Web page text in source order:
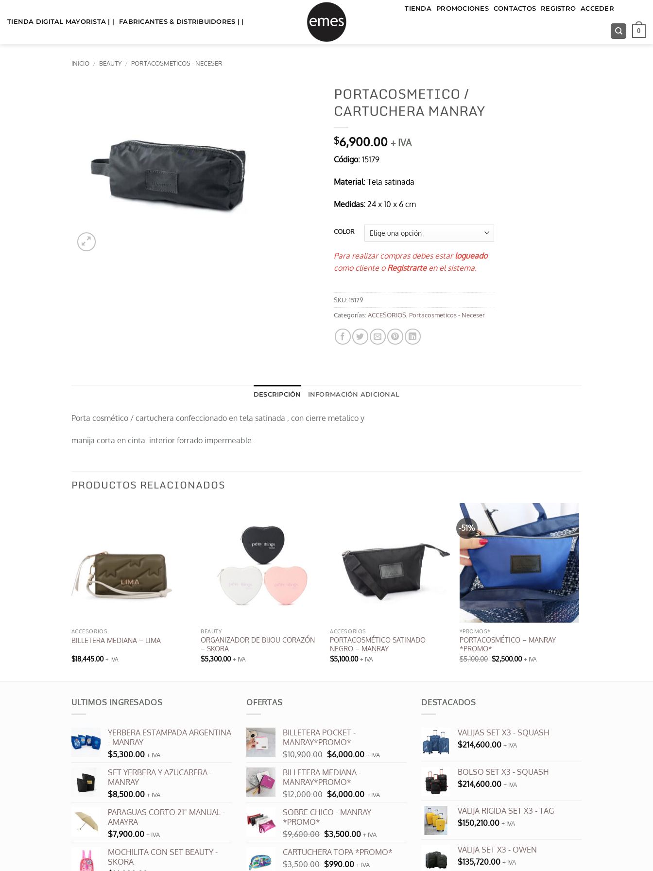
TIENDA DIGITAL MAYORISTA | | FABRICANTES & DISTRIBUIDORES | |
TIENDA PROMOCIONES CONTACTOS REGISTRO ACCEDER
0
INICIO / BEAUTY / PORTACOSMETICOS - NECESER
PORTACOSMETICO /
CARTUCHERA MANRAY
$6,900.00 + IVA
Código: 15179
Material: Tela satinada
Medidas: 24 x 10 x 6 cm
COLOR
Para realizar compras debes estarlogueado
como cliente oRegistrarteen el sistema.
SKU:15179
Categorías:ACCESORIOS Portacosmeticos - Neceser
DESCRIPCIÓN INFORMACIÓN ADICIONAL
Porta cosmético / cartuchera confeccionado en tela satinada , con cierre metalico y
manija corta en cinta. interior forrado impermeable.
PRODUCTOS RELACIONADOS
ACCESORIOS
BILLETERA MEDIANA – LIMA
$18,445.00 + IVA
BEAUTY
ORGANIZADOR DE BIJOU CORAZÓN
– SKORA
$5,300.00 + IVA
opciones
elegir
de
ACCESORIOS
PORTACOSMÉTICO SATINADO
NEGRO – MANRAY
$5,100.00 + IVA
-51%
*PROMOS*
PORTACOSMÉTICO – MANRAY
*PROMO*
$5,100.00 El
precio
$2,500.00El+ IVA
múltiples
opciones
se
elegir
en
la
de
producto
ULTIMOS INGRESADOS
YERBERA ESTAMPADA ARGENTINA
- MANRAY
$5,300.00 + IVA
SET YERBERA Y AZUCARERA -
MANRAY
$8,500.00 + IVA
PARAGUAS CORTO 21" MANUAL -
AMAYRA
$7,900.00 + IVA
MOCHILITA CON SET BEAUTY -
SKORA
OFERTAS
BILLETERA POCKET -
MANRAY*PROMO*
$10,900.00 El
original
era:
$10,900.00.
$6,000.00El
$6,000.00.
+ IVA
BILLETERA MEDIANA -
MANRAY*PROMO*
$12,000.00 El
original
$12,000.00.
$6,000.00El
actual
$6,000.00.
+ IVA
SOBRE CHICO - MANRAY
*PROMO*
$9,600.00 El
original
era:
$3,500.00El
actual
es:
+ IVA
CARTUCHERA TOPA *PROMO*
$3,500.00 El
$990.00El+ IVA
DESTACADOS
VALIJAS SET X3 - SQUASH
$214,600.00 + IVA
BOLSO SET X3 - SQUASH
$214,600.00 + IVA
VALIJA RIGIDA SET X3 - TAG
$150,210.00 + IVA
VALIJA SET X3 - OWEN
$135,720.00 + IVA